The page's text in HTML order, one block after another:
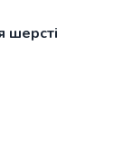
шерсті